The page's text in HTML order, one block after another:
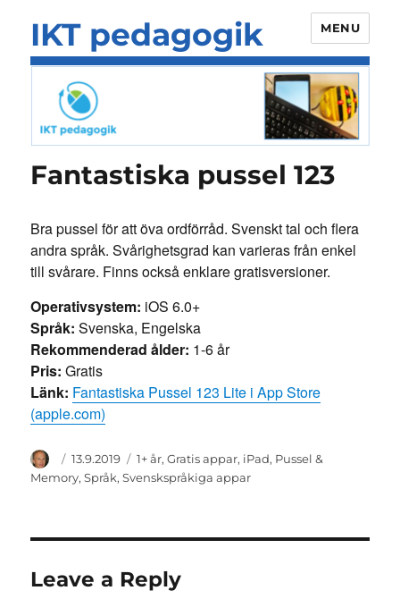
IKT pedagogik MENU
Fantastiska pussel 123
Bra pussel för att öva ordförråd. Svenskt tal och flera
andra språk. Svårighetsgrad kan varieras från enkel
till svårare. Finns också enklare gratisversioner.
Operativsystem: iOS 6.0+
Språk: Svenska, Engelska
Rekommenderad ålder: 1-6 år
Pris: Gratis
Länk: Fantastiska Pussel 123 Lite i App Store
(apple.com)
Author
Posted
on
13.9.2019 Categories
1+ år,Gratis appar, iPad, Pussel &
Memory,Språk,Svenskspråkiga appar
Leave a Reply